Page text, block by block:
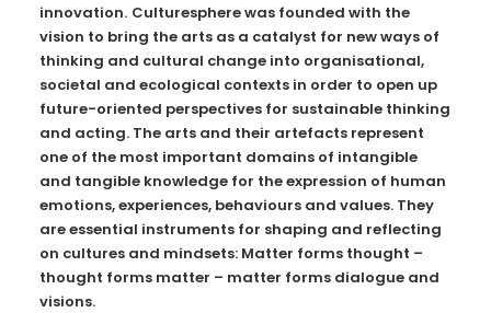
innovation. Culturesphere was founded with the
vision to bring the arts as a catalyst for new ways of
thinking and cultural change into organisational,
societal and ecological contexts in order to open up
future-oriented perspectives for sustainable thinking
and acting. The arts and their artefacts represent
one of the most important domains of intangible
and tangible knowledge for the expression of human
emotions, experiences, behaviours and values. They
are essential instruments for shaping and reflecting
on cultures and mindsets: Matter forms thought –
thought forms matter – matter forms dialogue and
visions.